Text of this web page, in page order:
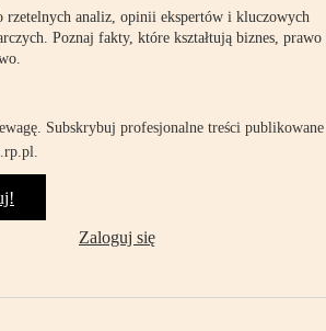
rzetelnych analiz, opinii ekspertów i kluczowych
Poznaj fakty, które kształtują biznes, prawo
Subskrybuj profesjonalne treści publikowane
Zaloguj się